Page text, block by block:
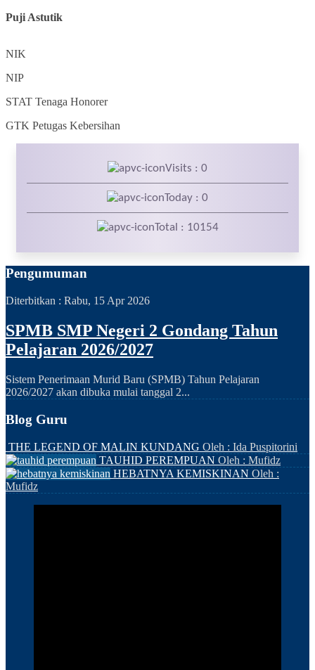
Puji Astutik
NIK
NIP
STAT Tenaga Honorer
GTK Petugas Kebersihan
Visits : 0
Today : 0
Total : 10154
Pengumuman
Diterbitkan : Rabu, 15 Apr 2026
SPMB SMP Negeri 2 Gondang Tahun
Pelajaran 2026/2027
Sistem Penerimaan Murid Baru (SPMB) Tahun Pelajaran
2026/2027 akan dibuka mulai tanggal 2...
Blog Guru
THE LEGEND OF MALIN KUNDANG Oleh : Ida Puspitorini
TAUHID PEREMPUAN Oleh : Mufidz
HEBATNYA KEMISKINAN Oleh :
Mufidz